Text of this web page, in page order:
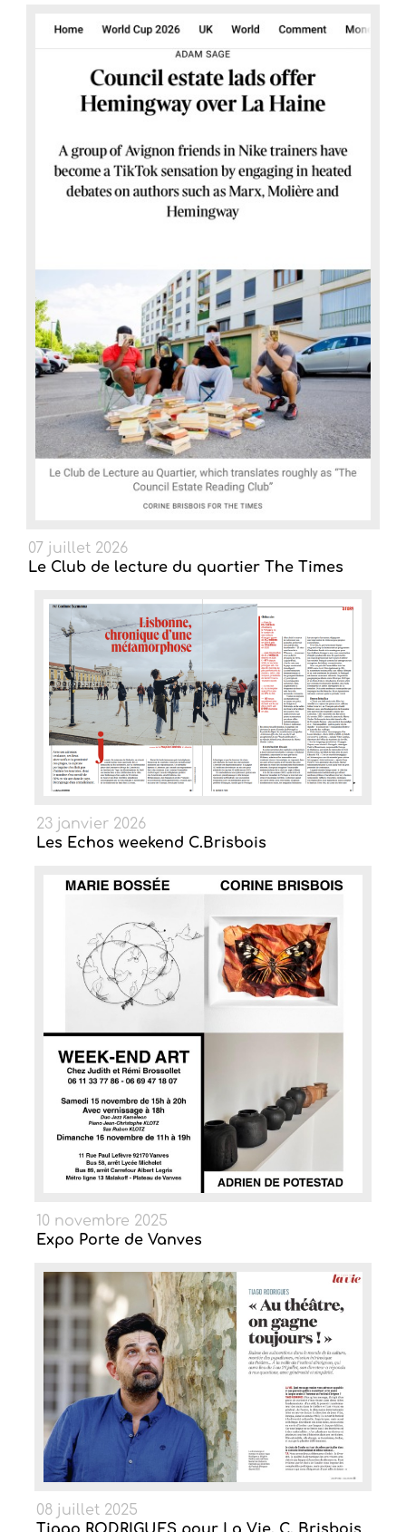
07 juillet 2026
Le Club de lecture du quartier The Times
23 janvier 2026
Les Echos weekend C.Brisbois
10 novembre 2025
Expo Porte de Vanves
08 juillet 2025